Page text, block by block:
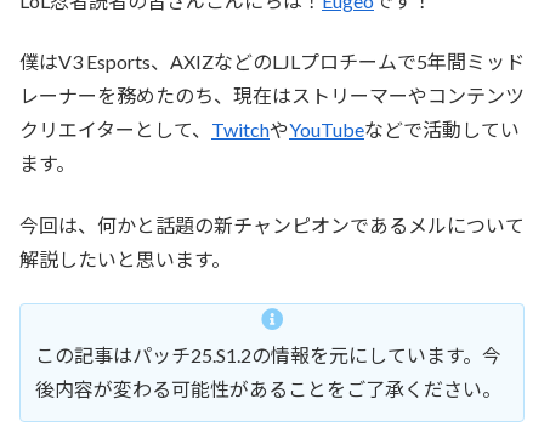
僕はV3 Esports、AXIZなどのLJLプロチームで5年間ミッド
レーナーを務めたのち、現在はストリーマーやコンテンツ
クリエイターとして、 TwitchやYouTubeなどで活動してい
ます。
今回は、何かと話題の新チャンピオンであるメルについて
解説したいと思います。
この記事はパッチ25.S1.2の情報を元にしています。今
後内容が変わる可能性があることをご了承ください。